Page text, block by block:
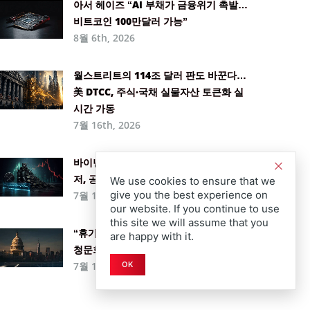
아서 헤이즈 “AI 부채가 금융위기 촉발…
비트코인 100만달러 가능”
8월 6th, 2026
월스트리트의 114조 달러 판도 바꾼다…
美 DTCC, 주식·국채 실물자산 토큰화 실
시간 가동
7월 16th, 2026
바이낸스 리플(XRP) 잔고 6개월 만에 최
저, 공급 압박에 1.15달러 돌파각 잡나
7월 15th, 2026
“휴가 전에 도장 찍어라”… 하원, 뉴욕서
청문회 열고 상원에 ‘클래리티 법안’ 압박
7월 14th, 2026
We use cookies to ensure that we
give you the best experience on
our website. If you continue to use
this site we will assume that you
are happy with it.
OK